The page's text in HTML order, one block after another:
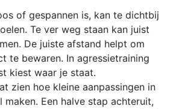
of gespannen is, kan te dichtbij
Te ver weg staan kan juist
De juiste afstand helpt om
te bewaren. In agressietraining
kiest waar je staat.
zien hoe kleine aanpassingen in
maken. Een halve stap achteruit,